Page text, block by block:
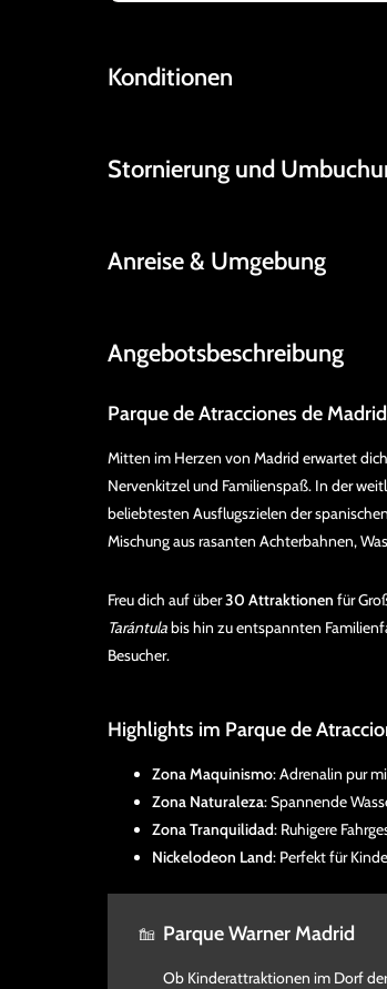
Konditionen
Stornierung und
Anreise & Umgebung
Angebotsbeschreibung
Parque de Atracciones de Madrid
Mitten im Herzen von Madrid erwartet
Nervenkitzel und Familienspaß. In der
beliebtesten Ausflugszielen der
Mischung aus rasanten Achterbahnen,
Freu dich auf über30 Attraktionen für
Tarántulabis hin zu entspannten
Besucher.
Highlights im Parque de
Zona Maquinismo: Adrenalin pur
Zona Naturaleza: Spannende
Zona Tranquilidad: Ruhigere
Nickelodeon Land: Perfekt für
Parque Warner Madrid
Ob Kinderattraktionen im Dorf